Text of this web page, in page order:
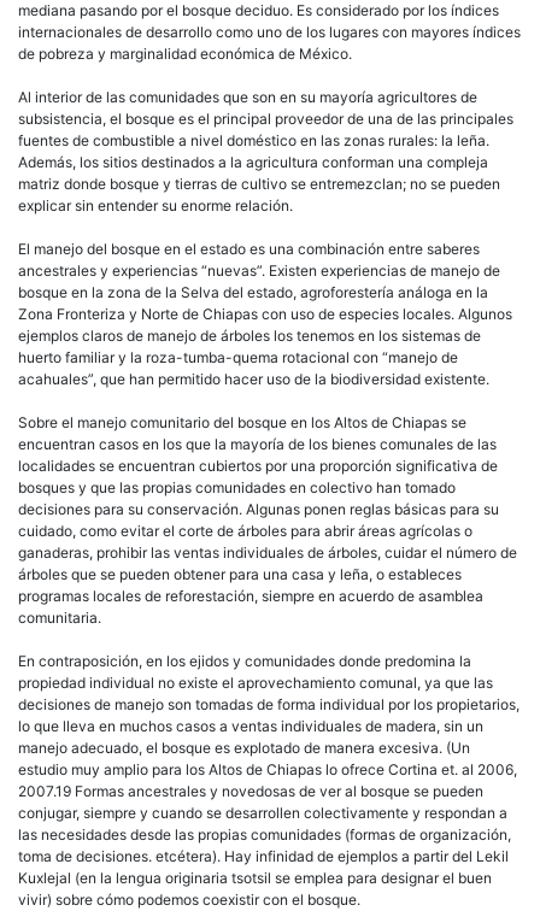
mediana pasando por el bosque deciduo. Es considerado por los índices
internacionales de desarrollo como uno de los lugares con mayores índices
de pobreza y marginalidad económica de México.
Al interior de las comunidades que son en su mayoría agricultores de
subsistencia, el bosque es el principal proveedor de una de las principales
fuentes de combustible a nivel doméstico en las zonas rurales: la leña.
Además, los sitios destinados a la agricultura conforman una compleja
matriz donde bosque y tierras de cultivo se entremezclan; no se pueden
explicar sin entender su enorme relación.
El manejo del bosque en el estado es una combinación entre saberes
ancestrales y experiencias “nuevas”. Existen experiencias de manejo de
bosque en la zona de la Selva del estado, agroforestería análoga en la
Zona Fronteriza y Norte de Chiapas con uso de especies locales. Algunos
ejemplos claros de manejo de árboles los tenemos en los sistemas de
huerto familiar y la roza-tumba-quema rotacional con “manejo de
acahuales”, que han permitido hacer uso de la biodiversidad existente.
Sobre el manejo comunitario del bosque en los Altos de Chiapas se
encuentran casos en los que la mayoría de los bienes comunales de las
localidades se encuentran cubiertos por una proporción significativa de
bosques y que las propias comunidades en colectivo han tomado
decisiones para su conservación. Algunas ponen reglas básicas para su
cuidado, como evitar el corte de árboles para abrir áreas agrícolas o
ganaderas, prohibir las ventas individuales de árboles, cuidar el número de
árboles que se pueden obtener para una casa y leña, o estableces
programas locales de reforestación, siempre en acuerdo de asamblea
comunitaria.
En contraposición, en los ejidos y comunidades donde predomina la
propiedad individual no existe el aprovechamiento comunal, ya que las
decisiones de manejo son tomadas de forma individual por los propietarios,
lo que lleva en muchos casos a ventas individuales de madera, sin un
manejo adecuado, el bosque es explotado de manera excesiva. (Un
estudio muy amplio para los Altos de Chiapas lo ofrece Cortina et. al 2006,
2007.19 Formas ancestrales y novedosas de ver al bosque se pueden
conjugar, siempre y cuando se desarrollen colectivamente y respondan a
las necesidades desde las propias comunidades (formas de organización,
toma de decisiones. etcétera). Hay infinidad de ejemplos a partir del Lekil
Kuxlejal (en la lengua originaria tsotsil se emplea para designar el buen
vivir) sobre cómo podemos coexistir con el bosque.